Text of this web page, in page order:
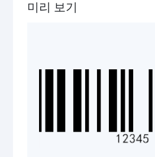
미리 보기